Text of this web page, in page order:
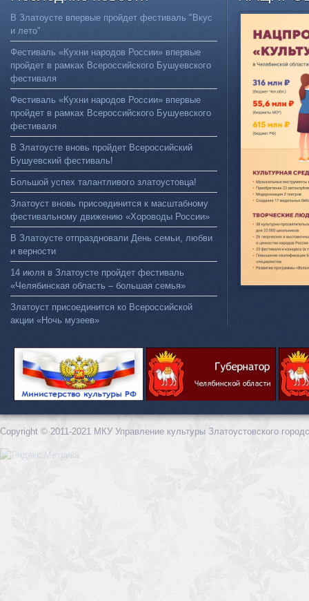
В Златоусте впервые пройдет фестиваль "Вкус
и лето"
Фестиваль «Кухни народов России» впервые
пройдет в рамках Всероссийского Бушуевского
фестиваля
Фестиваль «Кухни народов России» впервые
пройдет в рамках Всероссийского Бушуевского
фестиваля
В Златоусте вновь пройдет Всероссийский
Бушуевский фестиваль!
Большой успех талантливого златоустовца!
Златоуст вновь присоединится к масштабному
фестивальному движению «Хороводы России»
В Златоусте отпраздновали День семьи, любви
и верности
14 июля в Златоусте пройдет фестиваль
«Челябинская область – большая семья»
Златоуст присоединится ко Всероссийской
акции «Ночь музеев»
Copyright © 2011-2021 МКУ Управление культуры Златоустовского